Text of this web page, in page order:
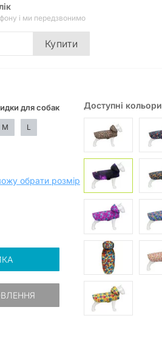
і ми передзвонимо
Купити
Доступні кольори
для собак
M L
обрати розмір